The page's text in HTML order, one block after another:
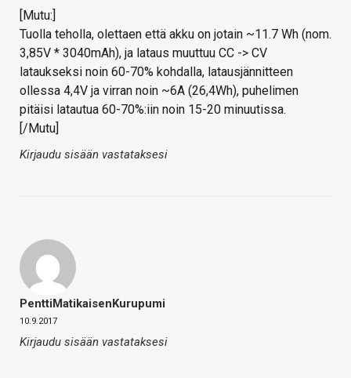
[Mutu:]
Tuolla teholla, olettaen että akku on jotain ~11.7 Wh (nom.
3,85V * 3040mAh), ja lataus muuttuu CC -> CV
lataukseksi noin 60-70% kohdalla, latausjännitteen
ollessa 4,4V ja virran noin ~6A (26,4Wh), puhelimen
pitäisi latautua 60-70%:iin noin 15-20 minuutissa.
[/Mutu]
Kirjaudu sisään vastataksesi
PenttiMatikaisenKurupumi
10.9.2017
Kirjaudu sisään vastataksesi